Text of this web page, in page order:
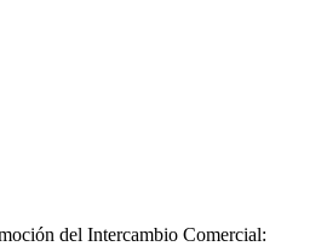
del Intercambio Comercial: